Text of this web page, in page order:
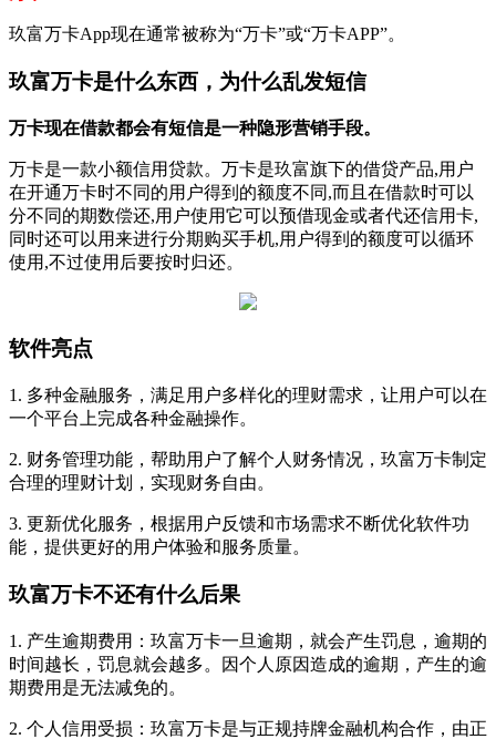
玖富万卡App现在通常被称为“万卡”或“万卡APP”。
玖富万卡是什么东西，为什么乱发短信
万卡现在借款都会有短信是一种隐形营销手段。
万卡是一款小额信用贷款。万卡是玖富旗下的借贷产品,用户
在开通万卡时不同的用户得到的额度不同,而且在借款时可以
分不同的期数偿还,用户使用它可以预借现金或者代还信用卡,
同时还可以用来进行分期购买手机,用户得到的额度可以循环
使用,不过使用后要按时归还。
软件亮点
1. 多种金融服务，满足用户多样化的理财需求，让用户可以在
一个平台上完成各种金融操作。
2. 财务管理功能，帮助用户了解个人财务情况，玖富万卡制定
合理的理财计划，实现财务自由。
3. 更新优化服务，根据用户反馈和市场需求不断优化软件功
能，提供更好的用户体验和服务质量。
玖富万卡不还有什么后果
1. 产生逾期费用：玖富万卡一旦逾期，就会产生罚息，逾期的
时间越长，罚息就会越多。因个人原因造成的逾期，产生的逾
期费用是无法减免的。
2. 个人信用受损：玖富万卡是与正规持牌金融机构合作，由正